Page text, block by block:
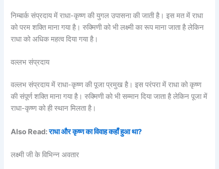
निम्बार्क संप्रदाय में राधा-कृष्ण की युगल उपासना की जाती है। इस मत में राधा
को परम शक्ति माना गया है। रुक्मिणी को भी लक्ष्मी का रूप माना जाता है लेकिन
राधा को अधिक महत्व दिया गया है।
वल्लभ संप्रदाय
वल्लभ संप्रदाय में राधा-कृष्ण की पूजा प्रमुख है। इस परंपरा में राधा को कृष्ण
की संपूर्ण शक्ति माना गया है। रुक्मिणी को भी सम्मान दिया जाता है लेकिन पूजा में
राधा-कृष्ण को ही स्थान मिलता है।
Also Read:राधा और कृष्ण का विवाह कहाँ हुआ था?
लक्ष्मी जी के विभिन्न अवतार